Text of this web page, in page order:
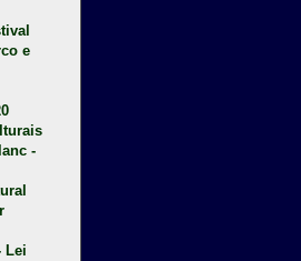
e
-
Lei